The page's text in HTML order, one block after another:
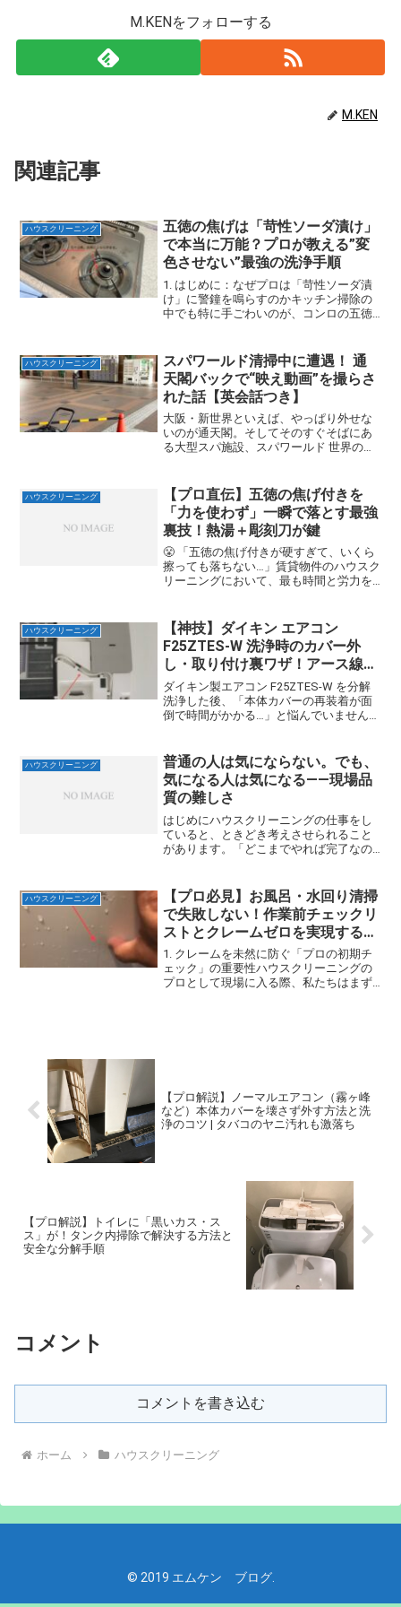
M.KENをフォローする
M.KEN
関連記事
ハウスクリーニング
五徳の焦げは「苛性ソーダ漬け」
で本当に万能？プロが教える”変
色させない”最強の洗浄手順
1. はじめに：なぜプロは「苛性ソーダ漬
け」に警鐘を鳴らすのかキッチン掃除の
中でも特に手ごわいのが、コンロの五徳
一発で落ちる」という情報を耳にしたこ
とがある方も多いでし...
ハウスクリーニング
スパワールド清掃中に遭遇！ 通
天閣バックで“映え動画”を撮らさ
れた話【英会話つき】
大阪・新世界といえば、やっぱり外せな
いのが通天閣。そしてそのすぐそばにあ
る大型スパ施設、スパワールド 世界の大
ロティ（屋根付き広場）を、年2回定期清
掃しています。ポリッ...
ハウスクリーニング
【プロ直伝】五徳の焦げ付きを
「力を使わず」一瞬で落とす最強
裏技！熱湯＋彫刻刀が鍵
😤 「五徳の焦げ付きが硬すぎて、いくら
擦っても落ちない…」賃貸物件のハウスク
リーニングにおいて、最も時間と労力を
の洗剤や一般的なタワシでは歯が立た
ず、力任せに擦って逆に...
ハウスクリーニング
【神技】ダイキン エアコン
F25ZTES-W 洗浄時のカバー外
し・取り付け裏ワザ！アース線の
面倒な配線を劇的に時短
ダイキン製エアコン F25ZTES-W を分解
洗浄した後、「本体カバーの再装着が面
倒で時間がかかる…」と悩んでいません
通し直す作業に、もう二度と苦労したく
ないですよね。...
ハウスクリーニング
普通の人は気にならない。でも、
気になる人は気になる――現場品
質の難しさ
はじめにハウスクリーニングの仕事をし
ていると、ときどき考えさせられること
があります。「どこまでやれば完了なの
ドア枠やブレーカーに付着した接着剤。
なかなか落ちないスイッチ...
ハウスクリーニング
【プロ必見】お風呂・水回り清掃
で失敗しない！作業前チェックリ
ストとクレームゼロを実現する
「3つの報告ルール」
1. クレームを未然に防ぐ「プロの初期チ
ェック」の重要性ハウスクリーニングの
プロとして現場に入る際、私たちはまず
【プロ解説】ノーマルエアコン（霧ヶ峰
など）本体カバーを壊さず外す方法と洗
浄のコツ | タバコのヤニ汚れも激落ち
【プロ解説】トイレに「黒いカス・ス
ス」が！タンク内掃除で解決する方法と
安全な分解手順
コメント
コメントを書き込む
ホーム ハウスクリーニング
© 2019 エムケン ブログ.